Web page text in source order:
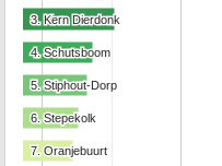
3. Kern Dierdonk
3. Kern Dierdonk
4. Schutsboom
4. Schutsboom
5. Stiphout-Dorp
5. Stiphout-Dorp
6. Stepekolk
6. Stepekolk
7. Oranjebuurt
7. Oranjebuurt